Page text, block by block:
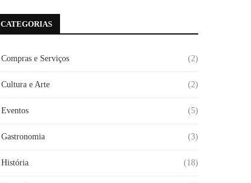
CATEGORIAS
Compras e Serviços (2)
Cultura e Arte (2)
Eventos (5)
Gastronomia (3)
História (18)